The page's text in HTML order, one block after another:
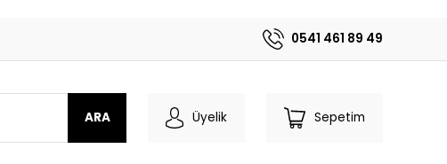
0541 461 89 49
ARA Üyelik Sepetim